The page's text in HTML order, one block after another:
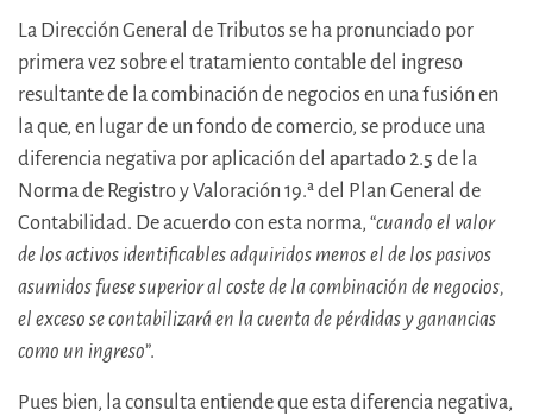
La Dirección General de Tributos se ha pronunciado por
primera vez sobre el tratamiento contable del ingreso
resultante de la combinación de negocios en una fusión en
la que, en lugar de un fondo de comercio, se produce una
diferencia negativa por aplicación del apartado 2.5 de la
Norma de Registro y Valoración 19.ª del Plan General de
Contabilidad. De acuerdo con esta norma, “cuando el valor
de los activos identificables adquiridos menos el de los pasivos
asumidos fuese superior al coste de la combinación de negocios,
el exceso se contabilizará en la cuenta de pérdidas y ganancias
como un ingreso”.
Pues bien, la consulta entiende que esta diferencia negativa,